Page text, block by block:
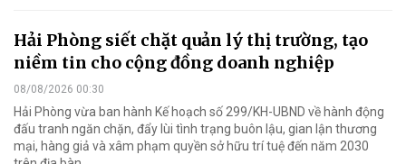
Hải Phòng siết chặt quản lý thị trường, tạo
niềm tin cho cộng đồng doanh nghiệp
08/08/2026 00:30
Hải Phòng vừa ban hành Kế hoạch số 299/KH-UBND về hành động
đấu tranh ngăn chặn, đẩy lùi tình trạng buôn lậu, gian lận thương
mại, hàng giả và xâm phạm quyền sở hữu trí tuệ đến năm 2030